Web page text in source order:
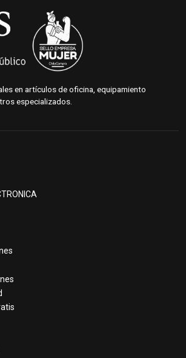
en artículos de oficina, equipamiento
especializados.